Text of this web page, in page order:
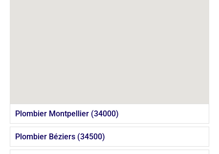
Plombier Montpellier (34000)
Plombier Béziers (34500)